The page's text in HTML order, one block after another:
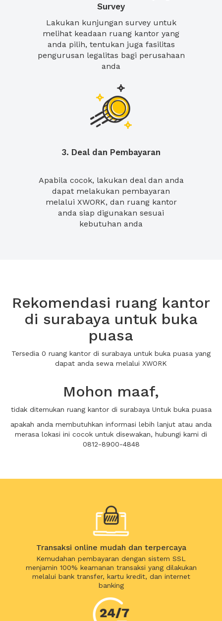
Survey
Lakukan kunjungan survey untuk
melihat keadaan ruang kantor yang
anda pilih, tentukan juga fasilitas
pengurusan legalitas bagi perusahaan
anda
3. Deal dan Pembayaran
Apabila cocok, lakukan deal dan anda
dapat melakukan pembayaran
melalui XWORK, dan ruang kantor
anda siap digunakan sesuai
kebutuhan anda
Rekomendasi ruang kantor
di surabaya untuk buka
puasa
Tersedia 0 ruang kantor di surabaya untuk buka puasa yang
dapat anda sewa melalui XWORK
Mohon maaf,
tidak ditemukan ruang kantor di surabaya Untuk buka puasa
apakah anda membutuhkan informasi lebih lanjut atau anda
merasa lokasi ini cocok untuk disewakan, hubungi kami di
0812-8900-4848
Transaksi online mudah dan terpercaya
Kemudahan pembayaran dengan sistem SSL
menjamin 100% keamanan transaksi yang dilakukan
melalui bank transfer, kartu kredit, dan internet
banking